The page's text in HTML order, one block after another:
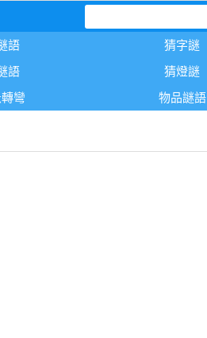
語
猜字謎
語
猜燈謎
彎 物品謎語